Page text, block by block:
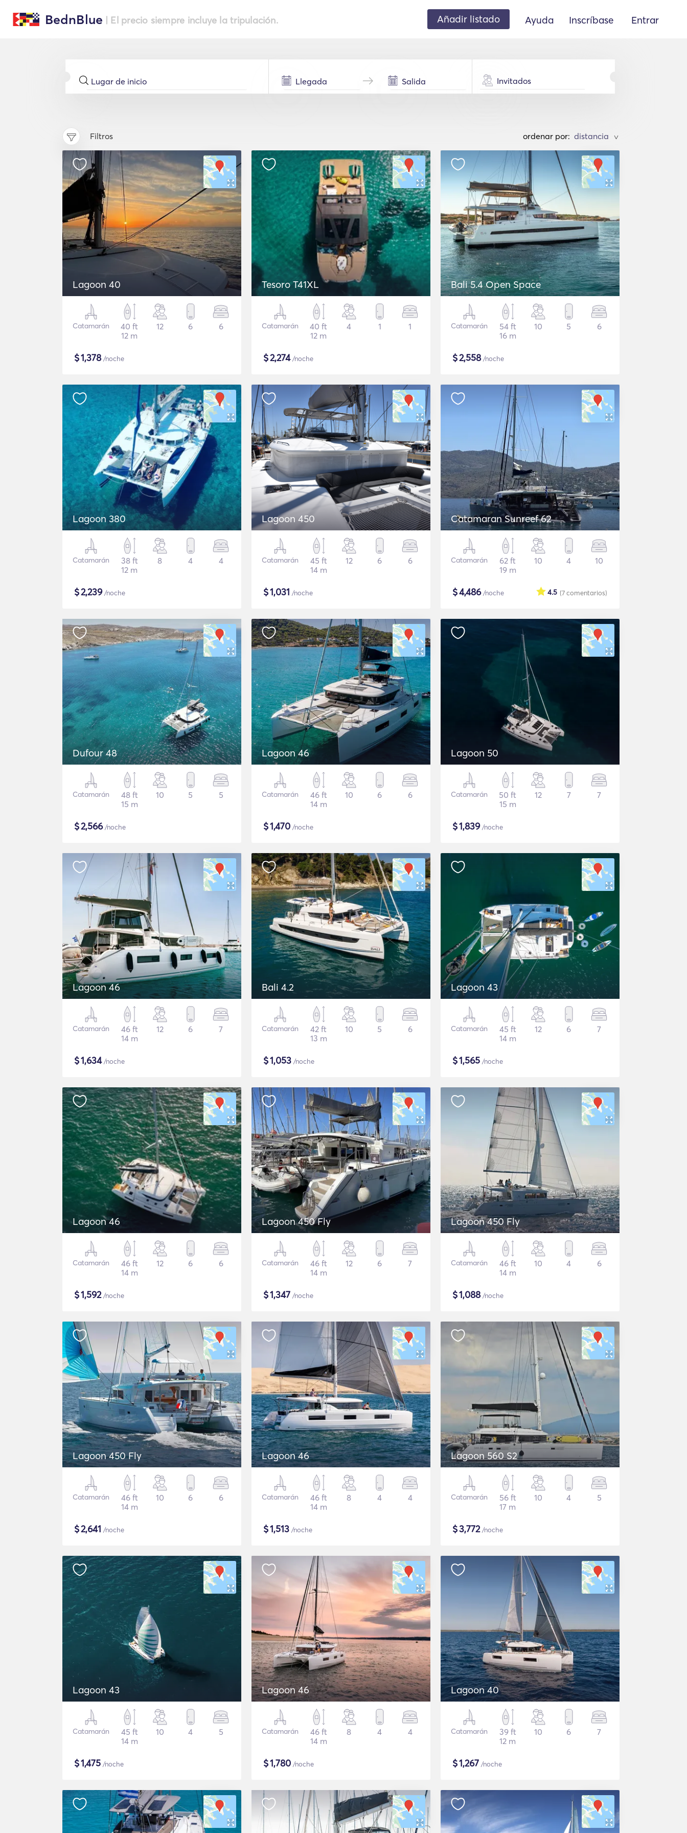
BednBlue | El precio siempre incluye la tripulación. Añadir listado Ayuda Inscríbase Entrar
Invitados
Filtros ordenar por: >
Lagoon 40
Catamarán
40 ft
12 m
12 6 6
$1,378/noche
Tesoro T41XL
Catamarán
40 ft
12 m
4 1 1
$2,274/noche
Bali 5.4 Open Space
Catamarán
54 ft
16 m
10 5 6
$2,558/noche
Lagoon 380
Catamarán
38 ft
12 m
8 4 4
$2,239/noche
Lagoon 450
Catamarán
45 ft
14 m
12 6 6
$1,031 /noche
Catamaran Sunreef 62
Catamarán
62 ft
19 m
10 4 10
$4,486/noche (7comentarios)
4.5
Dufour 48
Catamarán
48 ft
15 m
10 5 5
$2,566/noche
Lagoon 46
Catamarán
46 ft
14 m
10 6 6
$1,470 /noche
Lagoon 50
Catamarán
50 ft
15 m
12 7 7
$1,839/noche
Lagoon 46
Catamarán
46 ft
14 m
12 6 7
$1,634/noche
Bali 4.2
Catamarán
42 ft
13 m
10 5 6
$1,053 /noche
Lagoon 43
Catamarán
45 ft
14 m
12 6 7
$1,565 /noche
Lagoon 46
Catamarán
46 ft
14 m
12 6 6
$1,592/noche
Lagoon 450 Fly
Catamarán
46 ft
14 m
12 6 7
$1,347 /noche
Lagoon 450 Fly
Catamarán
46 ft
14 m
10 4 6
$1,088/noche
Lagoon 450 Fly
Catamarán
46 ft
14 m
10 6 6
$2,641 /noche
Lagoon 46
Catamarán
46 ft
14 m
8 4 4
$1,513 /noche
Lagoon 560 S2
Catamarán
56 ft
17 m
10 4 5
$3,772/noche
Lagoon 43
Catamarán
45 ft
14 m
10 4 5
$1,475 /noche
Lagoon 46
Catamarán
46 ft
14 m
8 4 4
$1,780 /noche
Lagoon 40
Catamarán
39 ft
12 m
10 6 7
$1,267 /noche